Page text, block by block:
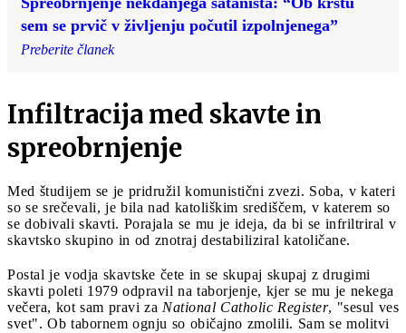
sem se prvič v življenju počutil izpolnjenega”
Preberite članek
Infiltracija med skavte in
spreobrnjenje
Med študijem se je pridružil komunistični zvezi. Soba, v kateri
so se srečevali, je bila nad katoliškim središčem, v katerem so
se dobivali skavti. Porajala se mu je ideja, da bi se infriltriral v
skavtsko skupino in od znotraj destabiliziral katoličane.
Postal je vodja skavtske čete in se skupaj skupaj z drugimi
skavti poleti 1979 odpravil na taborjenje, kjer se mu je nekega
večera, kot sam pravi za National Catholic Register, "sesul ves
svet". Ob tabornem ognju so običajno zmolili. Sam se molitvi